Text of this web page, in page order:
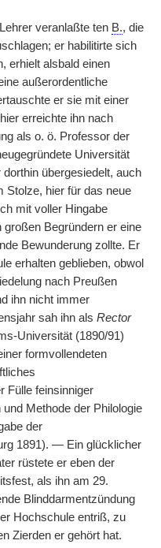
veranlaßte ten B., die
er habilitirte sich
erhielt alsbald einen
außerordentliche
er sie mit einer
erreichte ihn nach
als o. ö. Professor der
Universität
übergesiedelt, auch
Stolze, hier für das neue
mit voller Hingabe
Begründern er eine
Bewunderung zollte. Er
erhalten geblieben, obwol
nach Preußen
ihn nicht immer
sah ihn als Rector
Universität (1890/91)
formvollendeten
Fülle feinsinniger
Methode der Philologie
der
1891). — Ein glücklicher
rüstete er eben der
als ihn am 29.
Blinddarmentzündung
Hochschule entriß, zu
Zierden er gehört hat.